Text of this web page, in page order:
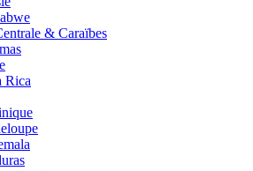
& Caraïbes
Rica